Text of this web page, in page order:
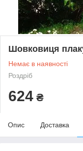
Шовковиця
Немає в наявності
Роздріб
624 ₴
Опис Доставка